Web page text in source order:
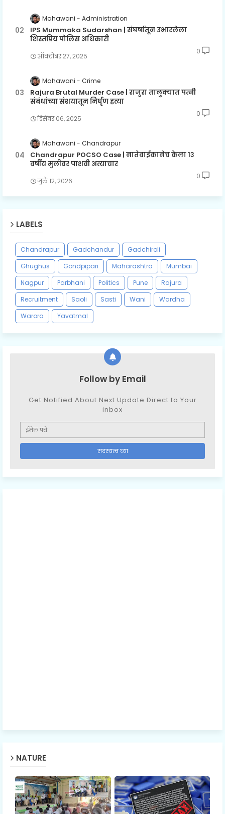
Mahawani Administration
IPS Mummaka Sudarshan | संघर्षातून उभारलेला
शिस्तप्रिय पोलिस अधिकारी
ऑक्टोबर २७, २०२५
0
Mahawani Crime
Rajura Brutal Murder Case | राजुरा तालुक्यात पत्नी
संबंधांच्या संशयातून निर्घृण हत्या
डिसेंबर ०६, २०२५
0
Mahawani Chandrapur
Chandrapur POCSO Case | नातेवाईकानेच केला १३
वर्षीय मुलीवर पाशवी अत्याचार
जुलै १२, २०२६
0
LABELS
Chandrapur Gadchandur
Gadchiroli
Ghughus
Gondpipari Maharashtra
Mumbai
Nagpur
Parbhani Politics Pune
Rajura
Recruitment
Saoli Sasti Wani
Wardha
Warora
Yavatmal
Follow by Email
Get Notified About Next Update Direct to Your
inbox
NATURE